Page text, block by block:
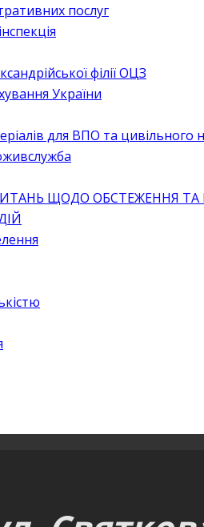
послуг
філії ОЦЗ
України
для ВПО та цивільного
ЩОДО ОБСТЕЖЕННЯ